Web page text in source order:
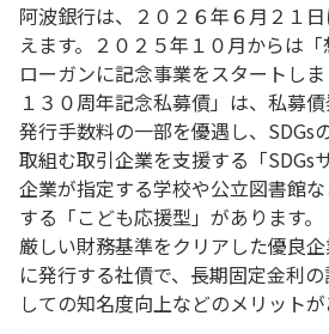
阿波銀行は、２０２６年６月２１
えます。２０２５年１０月からは
ローガンに記念事業をスタートし
１３０周年記念私募債」は、私募
発行手数料の一部を優遇し、SDGs
取組む取引企業を支援する「SDGs
企業が指定する学校や公立図書館
する「こども応援型」があります。
厳しい財務基準をクリアした優良
に発行する社債で、長期固定金利
しての知名度向上などのメリットが